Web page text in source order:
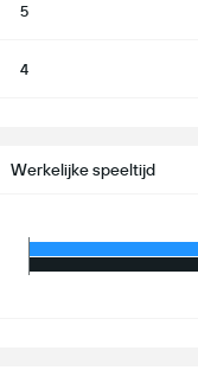
5
4
Werkelijke speeltijd